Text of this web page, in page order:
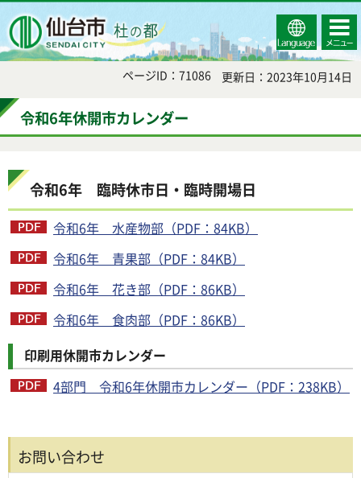
Select
Language
コンテ
ンツメ
ニュー
ページID：71086 更新日：2023年10月14日
令和6年休開市カレンダー
令和6年 臨時休市日・臨時開場日
令和6年 水産物部（PDF：84KB）
令和6年 青果部（PDF：84KB）
令和6年 花き部（PDF：86KB）
令和6年 食肉部（PDF：86KB）
印刷用休開市カレンダー
4部門 令和6年休開市カレンダー（PDF：238KB）
お問い合わせ